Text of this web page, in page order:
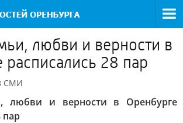
любви и верности в
расписались 28 пар
СМИ
любви и верности в Оренбурге
пар